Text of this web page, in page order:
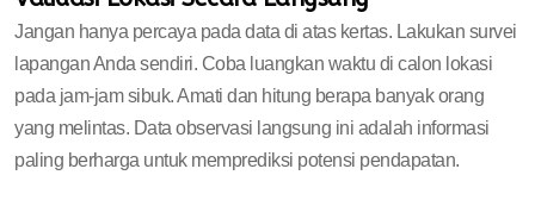
Jangan hanya percaya pada data di atas kertas. Lakukan survei
lapangan Anda sendiri. Coba luangkan waktu di calon lokasi
pada jam-jam sibuk. Amati dan hitung berapa banyak orang
yang melintas. Data observasi langsung ini adalah informasi
paling berharga untuk memprediksi potensi pendapatan.